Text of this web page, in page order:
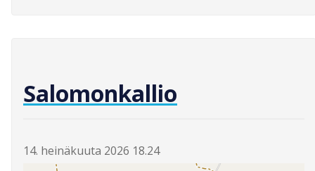
Salomonkallio
14. heinäkuuta 2026 18.24